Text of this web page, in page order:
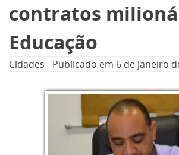
Cidades
Política
Informe especial
contratos
Educação
Cidades - Publicado em 6 de janeiro